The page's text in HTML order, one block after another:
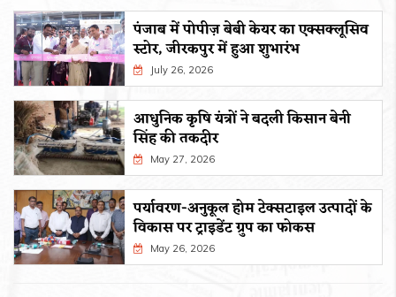
पंजाब में पोपीज़ बेबी केयर का एक्सक्लूसिव
स्टोर, जीरकपुर में हुआ शुभारंभ
July 26, 2026
आधुनिक कृषि यंत्रों ने बदली किसान बेनी
सिंह की तकदीर
May 27, 2026
पर्यावरण-अनुकूल होम टेक्सटाइल उत्पादों के
विकास पर ट्राइडेंट ग्रुप का फोकस
May 26, 2026